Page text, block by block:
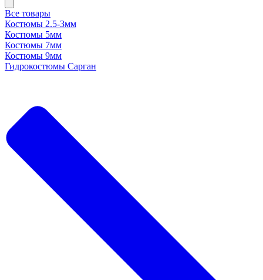
Все товары
Костюмы 2.5-3мм
Костюмы 5мм
Костюмы 7мм
Костюмы 9мм
Гидрокостюмы Сарган